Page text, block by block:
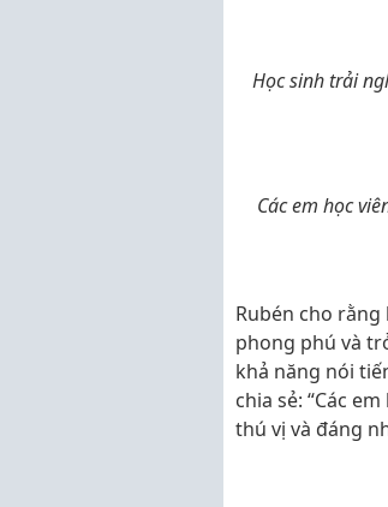
Học sinh trải
Các em học
Rubén cho
phong phú và
khả năng nói
chia sẻ: “Các
thú vị và đáng